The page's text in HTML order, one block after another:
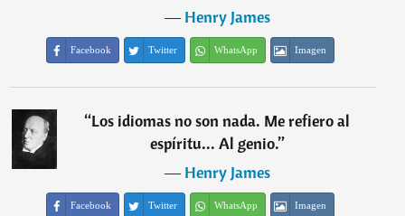
―Henry James
Facebook Twitter WhatsApp Imagen
“Los idiomas no son nada. Me refiero al
espíritu... Al genio.”
―Henry James
Facebook Twitter WhatsApp Imagen